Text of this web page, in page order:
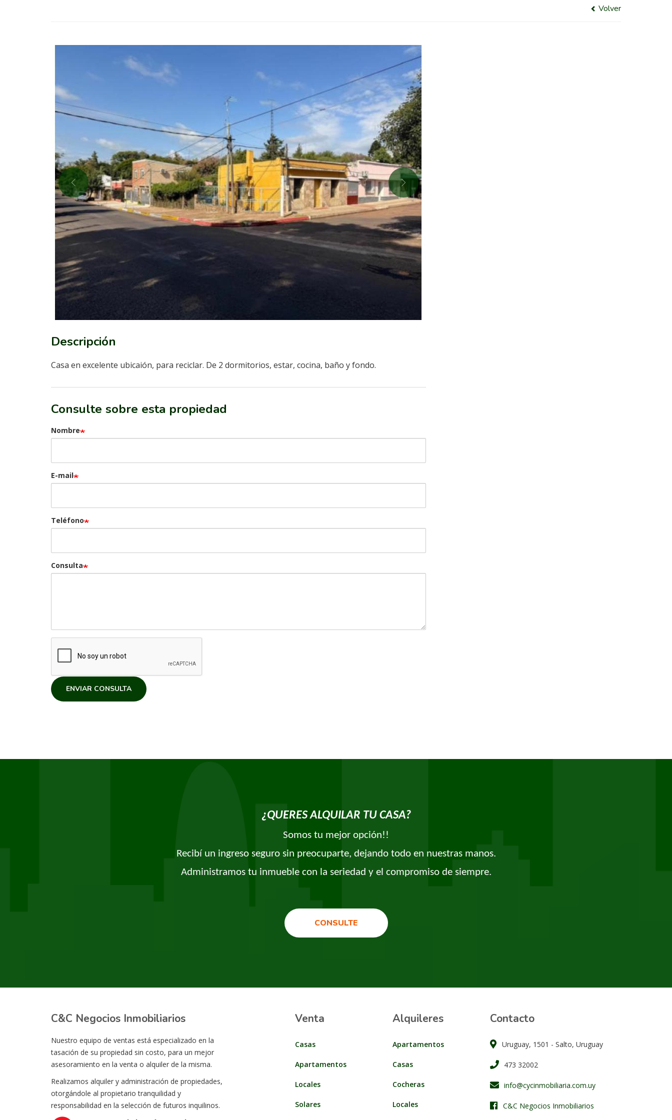
Volver
Descripción
Casa en excelente ubicaión, para reciclar. De 2 dormitorios, estar, cocina, baño y fondo.
Consulte sobre esta propiedad
Nombre
E-mail
Teléfono
Consulta
ENVIAR CONSULTA
¿QUERES ALQUILAR TU CASA?
Somos tu mejor opción!!
Recibí un ingreso seguro sin preocuparte, dejando todo en nuestras manos.
Administramos tu inmueble con la seriedad y el compromiso de siempre.
CONSULTE
C&C Negocios Inmobiliarios
Nuestro equipo de ventas está especializado en la
tasación de su propiedad sin costo, para un mejor
asesoramiento en la venta o alquiler de la misma.
Realizamos alquiler y administración de propiedades,
otorgándole al propietario tranquilidad y
responsabilidad en la selección de futuros inquilinos.
Venta
Casas
Apartamentos
Locales
Solares
Alquileres
Apartamentos
Casas
Cocheras
Locales
Contacto
Uruguay, 1501 - Salto, Uruguay
473 32002
info@cycinmobiliaria.com.uy
C&C Negocios Inmobiliarios